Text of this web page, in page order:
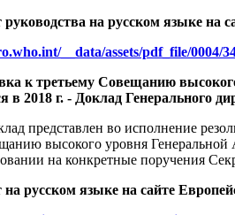
на русском языке на
__data/assets/pdf_file/0004/
к третьему Совещанию
в 2018 г. - Доклад Генерального
представлен во исполнение
высокого уровня
на конкретные поручения
русском языке на сайте